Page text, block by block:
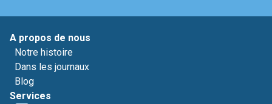
A propos de nous
Notre histoire
Dans les journaux
Blog
Services